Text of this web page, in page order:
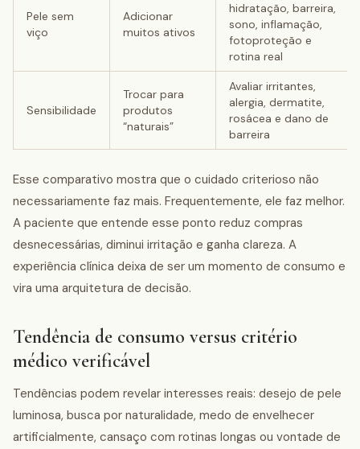
Pele sem
viço
Adicionar
muitos ativos
hidratação, barreira,
sono, inflamação,
fotoproteção e
rotina real
Sensibilidade
Trocar para
produtos
“naturais”
Avaliar irritantes,
alergia, dermatite,
rosácea e dano de
barreira
Esse comparativo mostra que o cuidado criterioso não
necessariamente faz mais. Frequentemente, ele faz melhor.
A paciente que entende esse ponto reduz compras
desnecessárias, diminui irritação e ganha clareza. A
experiência clínica deixa de ser um momento de consumo e
vira uma arquitetura de decisão.
Tendência de consumo versus critério
médico verificável
Tendências podem revelar interesses reais: desejo de pele
luminosa, busca por naturalidade, medo de envelhecer
artificialmente, cansaço com rotinas longas ou vontade de